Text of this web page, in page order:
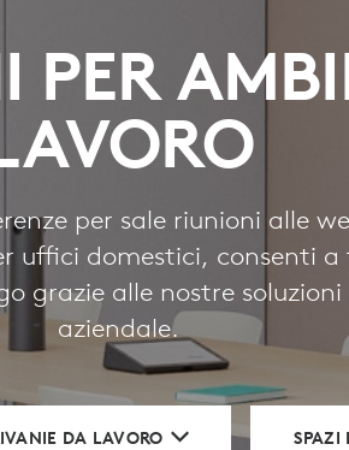
PER
per sale riunioni alle
uffici domestici, consenti
grazie alle nostre
aziendale.
DA LAVORO SPAZI